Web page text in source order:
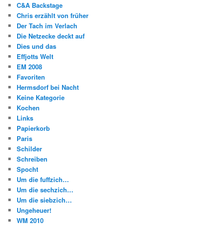
C&A Backstage
Chris erzählt von früher
Der Tach im Verlach
Die Netzecke deckt auf
Dies und das
Effjotts Welt
EM 2008
Favoriten
Hermsdorf bei Nacht
Keine Kategorie
Kochen
Links
Papierkorb
Paris
Schilder
Schreiben
Spocht
Um die fuffzich…
Um die sechzich…
Um die siebzich…
Ungeheuer!
WM 2010